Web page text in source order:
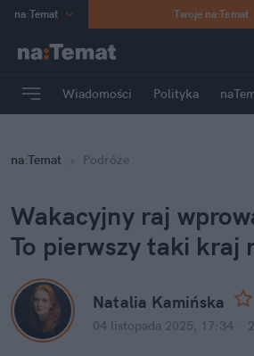
na:Temat
Poland
mama
Rozrywka
Twoje na:Temat
Wiadomości Polityka
na:Temat Podróże
Wakacyjny raj
To pierwszy taki kraj
Natalia Kamińska
04 listopada 2025, 17:34